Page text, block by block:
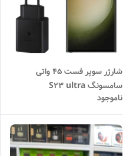
شارژر سوپر فست ۴۵ واتی
سامسونگ S23 ultra
ناموجود